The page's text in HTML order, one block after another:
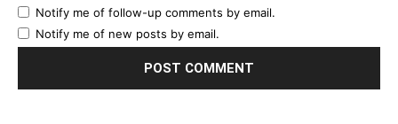
Notify me of follow-up comments by email.
Notify me of new posts by email.